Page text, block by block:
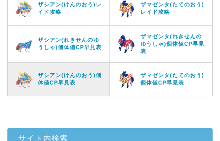
ザシアン(けんのおう)レ
イド攻略
ザマゼンタ(たてのおう)
レイド攻略
ザシアン(れきせんのゆ
うしゃ)個体値CP早見表
ザマゼンタ(れきせんの
ゆうしゃ)個体値CP早見
表
ザシアン(けんのおう)個
体値CP早見表
ザマゼンタ(たてのおう)
個体値CP早見表
サイト内検索